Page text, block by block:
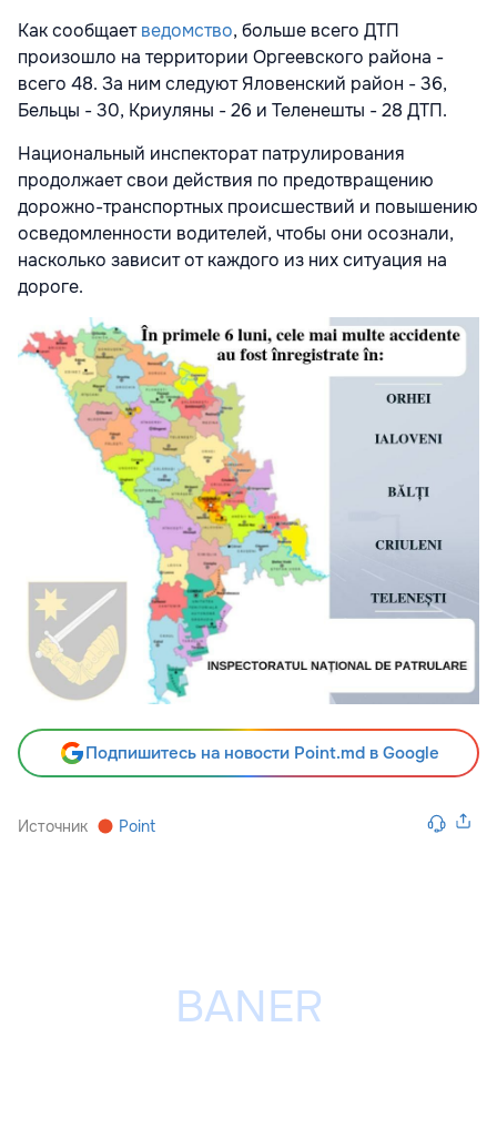
Как сообщаетведомство, больше всего ДТП
произошло на территории Оргеевского района -
всего 48. За ним следуют Яловенский район - 36,
Бельцы - 30, Криуляны - 26 и Теленешты - 28 ДТП.
Национальный инспекторат патрулирования
продолжает свои действия по предотвращению
дорожно-транспортных происшествий и повышению
осведомленности водителей, чтобы они осознали,
насколько зависит от каждого из них ситуация на
дороге.
Подпишитесь на новости Point.md в Google
Источник Point